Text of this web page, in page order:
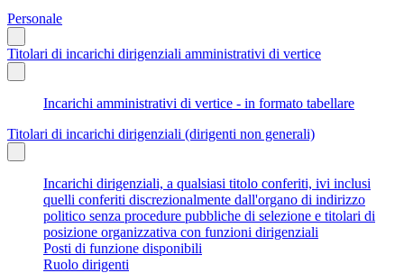
Personale
Titolari di incarichi dirigenziali amministrativi di vertice
Incarichi amministrativi di vertice - in formato tabellare
Titolari di incarichi dirigenziali (dirigenti non generali)
Incarichi dirigenziali, a qualsiasi titolo conferiti, ivi inclusi
quelli conferiti discrezionalmente dall'organo di indirizzo
politico senza procedure pubbliche di selezione e titolari di
posizione organizzativa con funzioni dirigenziali
Posti di funzione disponibili
Ruolo dirigenti